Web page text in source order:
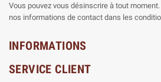
Vous pouvez vous désinscrire à tout
nos informations de contact dans les
INFORMATIONS
SERVICE CLIENT